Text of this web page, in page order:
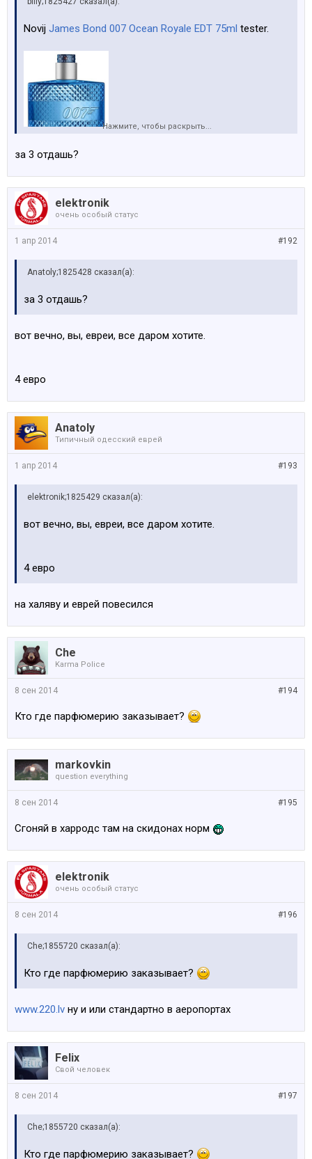
Novij James Bond 007 Ocean Royale EDT 75ml tester.
Нажмите, чтобы раскрыть...
за 3 отдашь?
elektronik
очень особый статус
#192
1 апр 2014
Anatoly;1825428 сказал(а):
за 3 отдашь?
вот вечно, вы, евреи, все даром хотите.
4 евро
Anatoly
Типичный одесский еврей
#193
1 апр 2014
elektronik;1825429 сказал(а):
вот вечно, вы, евреи, все даром хотите.
4 евро
на халяву и еврей повесился
Che
Karma Police
#194
8 сен 2014
Кто где парфюмерию заказывает?
markovkin
question everything
#195
8 сен 2014
Сгоняй в харродс там на скидонах норм
elektronik
очень особый статус
#196
8 сен 2014
Che;1855720 сказал(а):
Кто где парфюмерию заказывает?
www.220.lv ну и или стандартно в аеропортах
Felix
Свой человек
#197
8 сен 2014
Che;1855720 сказал(а):
Кто где парфюмерию заказывает?